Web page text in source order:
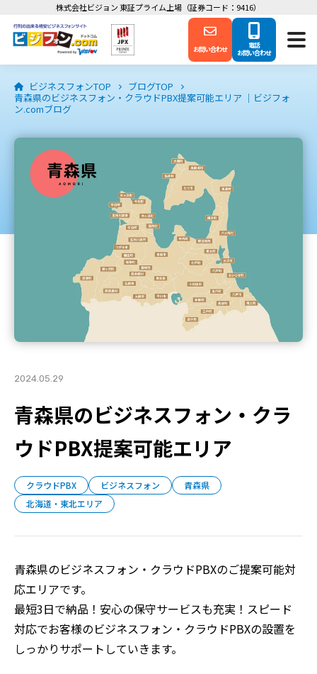
株式会社ビジョン 東証プライム上場（証券コード：9416）
お問い合わせ 電話
お問い合わせ
ビジネスフォンTOP
ブログTOP
青森県のビジネスフォン・クラウドPBX提案可能エリア ｜ビジフォ
ン.comブログ
2024.05.29
青森県のビジネスフォン・クラ
ウドPBX提案可能エリア
クラウドPBX ビジネスフォン
青森県
北海道・東北エリア
青森県のビジネスフォン・クラウドPBXのご提案可能対
応エリアです。
最短3日で納品！安心の保守サービスも充実！スピード
対応でお客様のビジネスフォン・クラウドPBXの設置を
しっかりサポートしていきます。